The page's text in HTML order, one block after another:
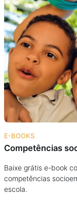
Eventos
Podcast
Assine
Taba na Escola
E-BOOKS
Competências
Baixe grátis e-book
competências
escola.